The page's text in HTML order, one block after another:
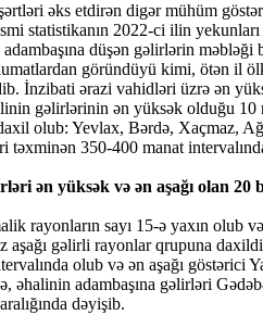
əks etdirən digər mühüm
statistikanın 2022-ci ilin yekunları
düşən gəlirlərin
göründüyü kimi, ötən il
İnzibati ərazi vahidləri üzrə ən
gəlirlərinin ən yüksək olduğu 10
daxil olub: Yevlax, Bərdə, Xaçmaz,
təxminən 350-400 manat
ən yüksək və ən aşağı olan 20
rayonların sayı 15-ə yaxın olub
aşağı gəlirli rayonlar qrupuna
olub və ən aşağı göstərici
əhalinin adambaşına gəlirləri
dəyişib.